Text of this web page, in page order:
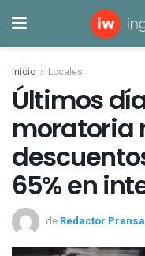
Inicio Locales
Últimos
moratoria
65% en
de Redactor Prensa